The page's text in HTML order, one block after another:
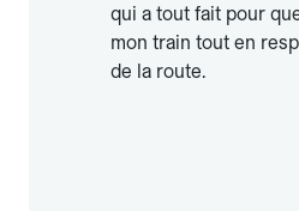
qui a tout fait pour
mon train tout en
de la route.